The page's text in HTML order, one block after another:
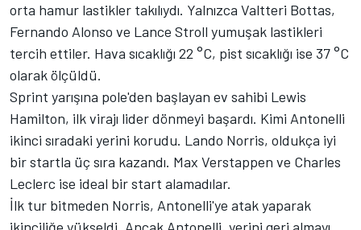
orta hamur lastikler takılıydı. Yalnızca Valtteri Bottas,
Fernando Alonso ve Lance Stroll yumuşak lastikleri
tercih ettiler. Hava sıcaklığı 22 °C, pist sıcaklığı ise 37 °C
olarak ölçüldü.
Sprint yarışına pole'den başlayan ev sahibi Lewis
Hamilton, ilk virajı lider dönmeyi başardı. Kimi Antonelli
ikinci sıradaki yerini korudu. Lando Norris, oldukça iyi
bir startla üç sıra kazandı. Max Verstappen ve Charles
Leclerc ise ideal bir start alamadılar.
İlk tur bitmeden Norris, Antonelli'ye atak yaparak